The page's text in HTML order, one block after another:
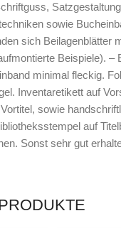
sowie
sich Beilagenblätter
Beispiele). –
minimal fleckig.
Inventaretikett auf
sowie
auf
Sonst sehr gut